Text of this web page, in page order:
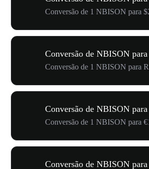
Conversão de 1 NBISON para
Conversão de NBISON
Conversão de 1 NBISON para
Conversão de NBISON
Conversão de 1 NBISON para
Conversão de NBISON